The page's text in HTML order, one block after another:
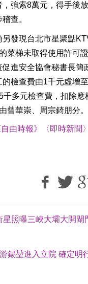
強索8萬元，得手後
查。
發現台北市星聚點
菜梯未取得使用許可
進安全協會秘書長簡
檢查費由1千元虛增
千多元檢查費，扣除應
曾華崇、周宗錡朋分。
自由時報》〈即時新聞〉
照曝三峽大壩大開閘
錫堃進入立院 確定明